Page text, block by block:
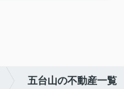
五台山の不動産一覧